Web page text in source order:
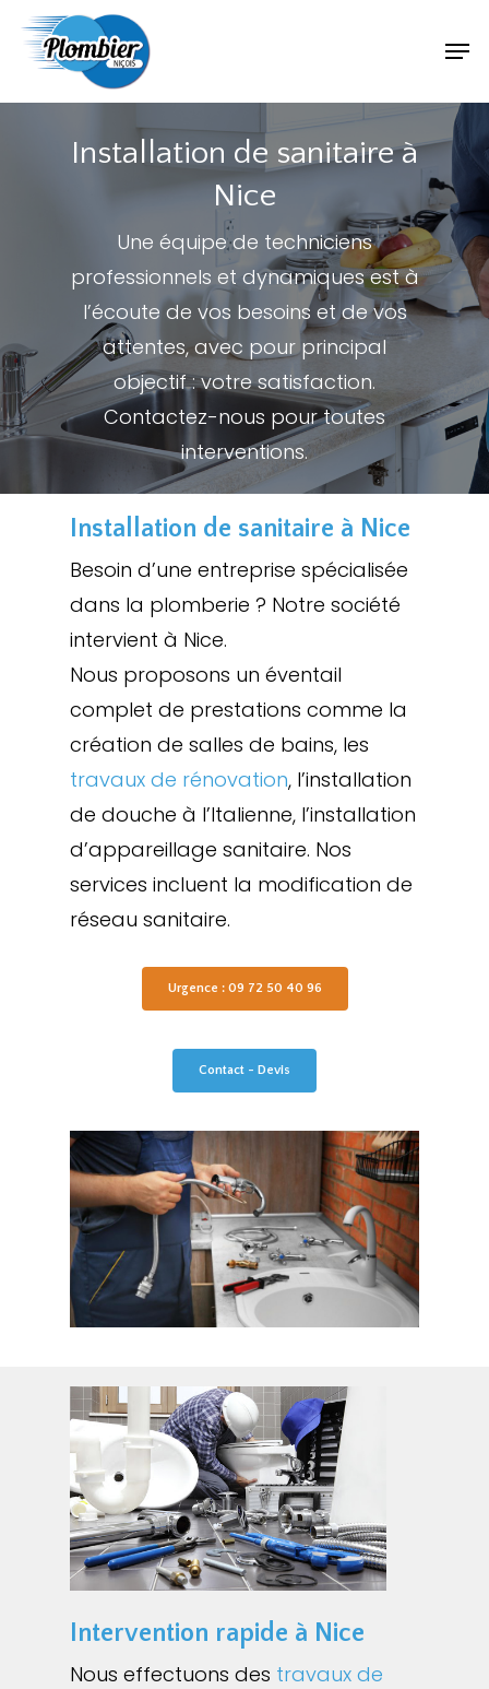
Installation de sanitaire à
Nice
Une équipe de techniciens
professionnels et dynamiques est à
l’écoute de vos besoins et de vos
attentes, avec pour principal
objectif : votre satisfaction.
Contactez-nous pour toutes
interventions.
Installation de sanitaire à Nice
Besoin d’une entreprise spécialisée
dans la plomberie ? Notre société
intervient à Nice.
Nous proposons un éventail
complet de prestations comme la
création de salles de bains, les
travaux de rénovation, l’installation
de douche à l’Italienne, l’installation
d’appareillage sanitaire. Nos
services incluent la modification de
réseau sanitaire.
Urgence : 09 72 50 40 96
Contact - Devis
Intervention rapide à Nice
Nous effectuons des travaux de